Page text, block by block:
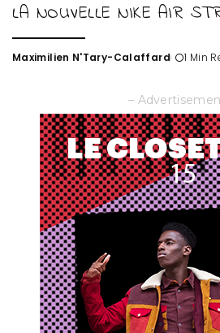
LA NOUVELLE NIKE AIR
Posted
Maximilien N'Tary-Calaffard 1 Min
–